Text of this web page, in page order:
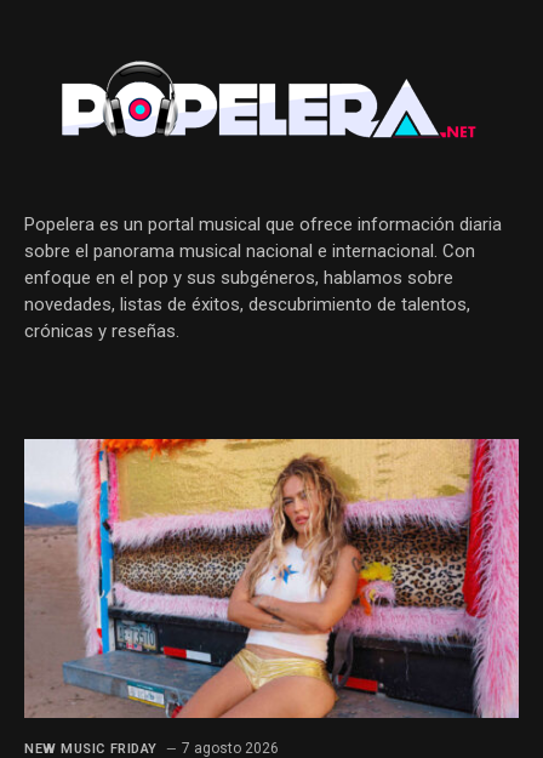
Popelera es un portal musical que ofrece información diaria
sobre el panorama musical nacional e internacional. Con
enfoque en el pop y sus subgéneros, hablamos sobre
novedades, listas de éxitos, descubrimiento de talentos,
crónicas y reseñas.
NEW MUSIC FRIDAY 7 agosto 2026